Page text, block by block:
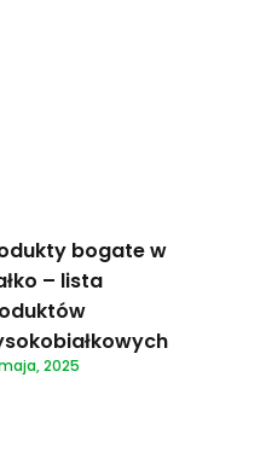
bogate w
– lista
2025